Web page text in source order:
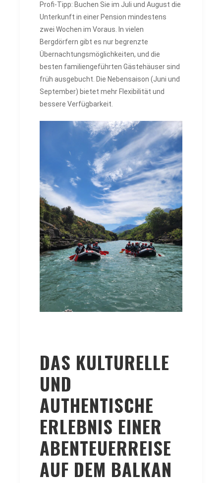
Profi-Tipp: Buchen Sie im Juli und August die
Unterkunft in einer Pension mindestens
zwei Wochen im Voraus. In vielen
Bergdörfern gibt es nur begrenzte
Übernachtungsmöglichkeiten, und die
besten familiengeführten Gästehäuser sind
früh ausgebucht. Die Nebensaison (Juni und
September) bietet mehr Flexibilität und
bessere Verfügbarkeit.
DAS KULTURELLE
UND
AUTHENTISCHE
ERLEBNIS EINER
ABENTEUERREISE
AUF DEM BALKAN